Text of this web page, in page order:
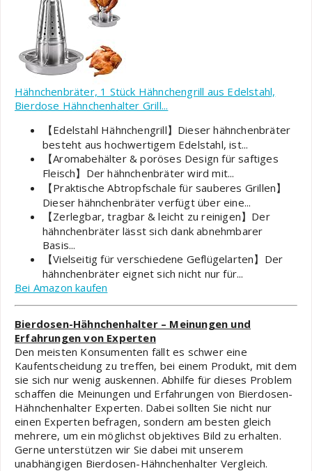
Hähnchenbräter, 1 Stück Hähnchengrill aus Edelstahl,
Bierdose Hähnchenhalter Grill...
【Edelstahl Hähnchengrill】Dieser hähnchenbräter
besteht aus hochwertigem Edelstahl, ist...
【Aromabehälter & poröses Design für saftiges
Fleisch】Der hähnchenbräter wird mit...
【Praktische Abtropfschale für sauberes Grillen】
Dieser hähnchenbräter verfügt über eine...
【Zerlegbar, tragbar & leicht zu reinigen】Der
hähnchenbräter lässt sich dank abnehmbarer
Basis...
【Vielseitig für verschiedene Geflügelarten】Der
hähnchenbräter eignet sich nicht nur für...
Bei Amazon kaufen
Bierdosen-Hähnchenhalter – Meinungen und
Erfahrungen von Experten
Den meisten Konsumenten fällt es schwer eine
Kaufentscheidung zu treffen, bei einem Produkt, mit dem
sie sich nur wenig auskennen. Abhilfe für dieses Problem
schaffen die Meinungen und Erfahrungen von Bierdosen-
Hähnchenhalter Experten. Dabei sollten Sie nicht nur
einen Experten befragen, sondern am besten gleich
mehrere, um ein möglichst objektives Bild zu erhalten.
Gerne unterstützen wir Sie dabei mit unserem
unabhängigen Bierdosen-Hähnchenhalter Vergleich.